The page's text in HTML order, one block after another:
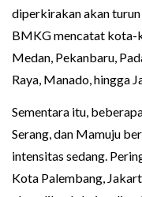
diperkirakan akan
BMKG mencatat kota-
Medan, Pekanbaru,
Raya, Manado, hingga
Sementara itu,
Serang, dan Mamuju
intensitas sedang.
Kota Palembang,